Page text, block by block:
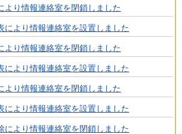
より情報連絡室を閉鎖しました
により情報連絡室を設置しました
より情報連絡室を閉鎖しました
により情報連絡室を設置しました
より情報連絡室を閉鎖しました
により情報連絡室を設置しました
により情報連絡室を閉鎖しました